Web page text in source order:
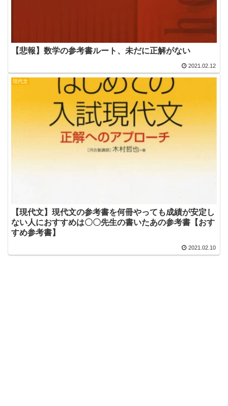
【悲報】数学の参考書ルート、未だに正解がない
2021.02.12
現代文
【現代文】現代文の参考書を何冊やっても成績が安定し
ない人におすすめは〇〇先生の書いたあの参考書【おす
すめ参考書】
2021.02.10